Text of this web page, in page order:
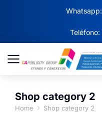
Teléfono:
Whatsapp:
Shop category 2
You are here:
Home Shop category 2